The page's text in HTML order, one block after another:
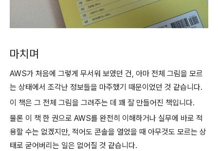
마치며
AWS가 처음에 그렇게 무서워 보였던 건, 아마 전체 그림을 모르
는 상태에서 조각난 정보들을 마주했기 때문이었던 것 같습니다.
이 책은 그 전체 그림을 그려주는 데 꽤 잘 만들어진 책입니다.
물론 이 책 한 권으로 AWS를 완전히 이해하거나 실무에 바로 적
용할 수는 없겠지만, 적어도 콘솔을 열었을 때 아무것도 모르는 상
태로 굳어버리는 일은 없어질 것 같습니다.